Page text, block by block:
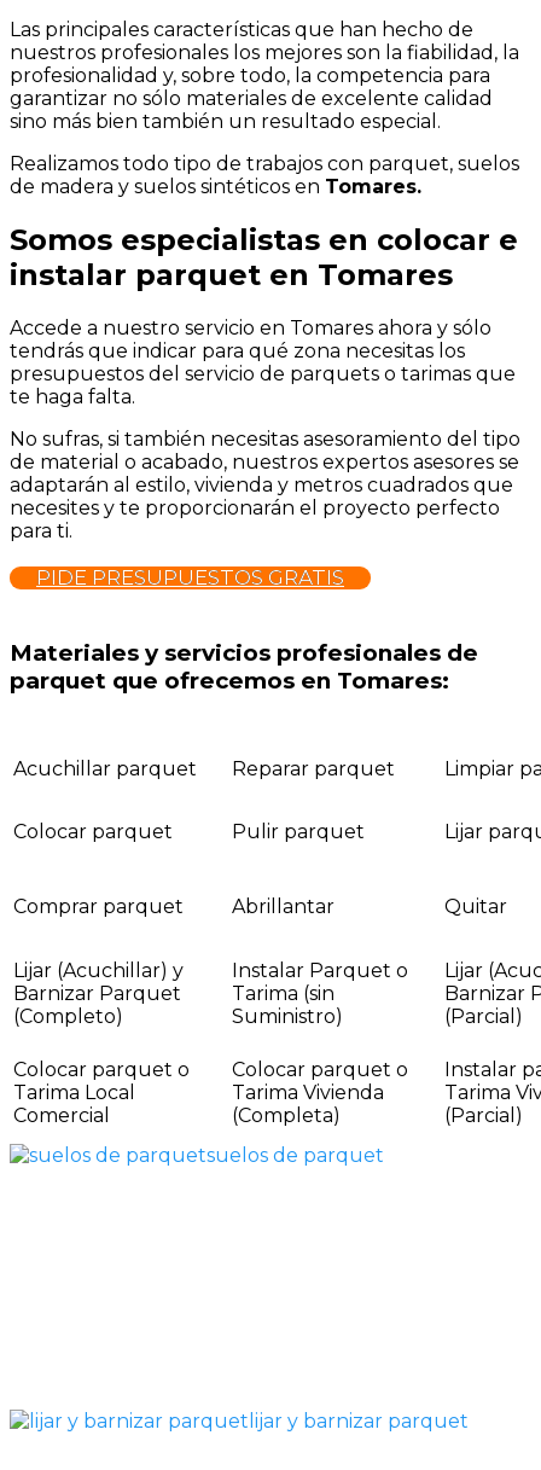
Las principales características que han hecho de
nuestros profesionales los mejores son la fiabilidad, la
profesionalidad y, sobre todo, la competencia para
garantizar no sólo materiales de excelente calidad
sino más bien también un resultado especial.
Realizamos todo tipo de trabajos con parquet, suelos
de madera y suelos sintéticos en Tomares.
Somos especialistas en colocar e
instalar parquet en Tomares
Accede a nuestro servicio en Tomares ahora y sólo
tendrás que indicar para qué zona necesitas los
presupuestos del servicio de parquets o tarimas que
te haga falta.
No sufras, si también necesitas asesoramiento del tipo
de material o acabado, nuestros expertos asesores se
adaptarán al estilo, vivienda y metros cuadrados que
necesites y te proporcionarán el proyecto perfecto
para ti.
PIDE PRESUPUESTOS GRATIS
Materiales y servicios profesionales de
parquet que ofrecemos en Tomares:
Acuchillar parquet Reparar parquet Limpiar
Colocar parquet Pulir parquet Lijar
Comprar parquet Abrillantar Quitar
Lijar (Acuchillar) y
Barnizar Parquet
(Completo)
Instalar Parquet o
Tarima (sin
Suministro)
Lijar
Barnizar
(Parcial)
Colocar parquet o
Tarima Local
Comercial
Colocar parquet o
Tarima Vivienda
(Completa)
Instalar
Tarima
(Parcial)
suelos de parquet
lijar y barnizar parquet